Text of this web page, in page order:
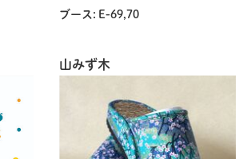
ブース: E-69,70
山みず木